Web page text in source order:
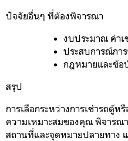
ปัจจัยอื่นๆ ที่ต้องพิจารณา
งบประมาณ ค่า
ประสบการณ์กา
กฎหมายและข้อ
สรุป
การเลือกระหว่างการเช่ารถตู้
ความเหมาะสมของคุณ พิจารณ
สถานที่และจุดหมายปลายทาง